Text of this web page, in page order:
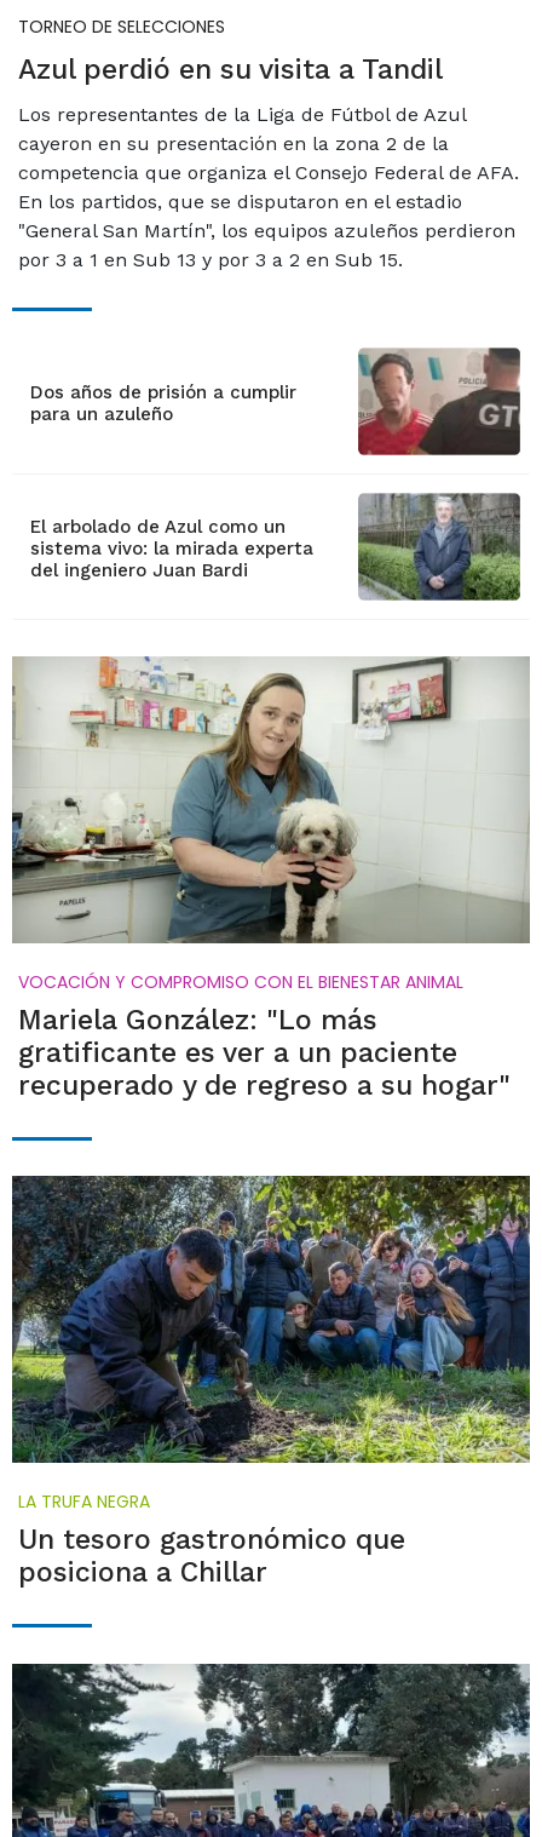
TORNEO DE SELECCIONES
Azul perdió en su visita a Tandil
Los representantes de la Liga de Fútbol de Azul
cayeron en su presentación en la zona 2 de la
competencia que organiza el Consejo Federal de AFA.
En los partidos, que se disputaron en el estadio
"General San Martín", los equipos azuleños perdieron
por 3 a 1 en Sub 13 y por 3 a 2 en Sub 15.
Dos años de prisión a cumplir
para un azuleño
El arbolado de Azul como un
sistema vivo: la mirada experta
del ingeniero Juan Bardi
VOCACIÓN Y COMPROMISO CON EL BIENESTAR ANIMAL
Mariela González: "Lo más
gratificante es ver a un paciente
recuperado y de regreso a su hogar"
LA TRUFA NEGRA
Un tesoro gastronómico que
posiciona a Chillar